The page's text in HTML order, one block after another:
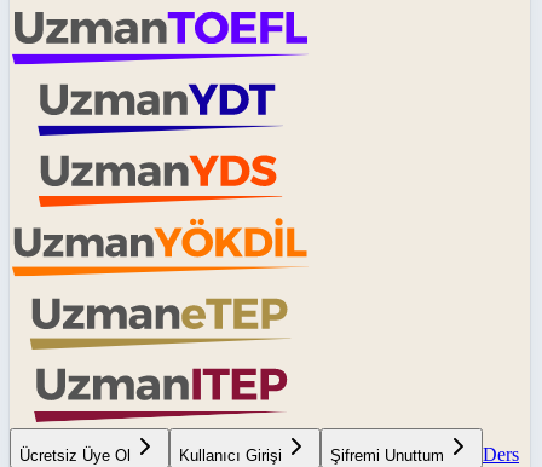
Ücretsiz Üye Ol Kullanıcı Girişi Şifremi Unuttum
Ders